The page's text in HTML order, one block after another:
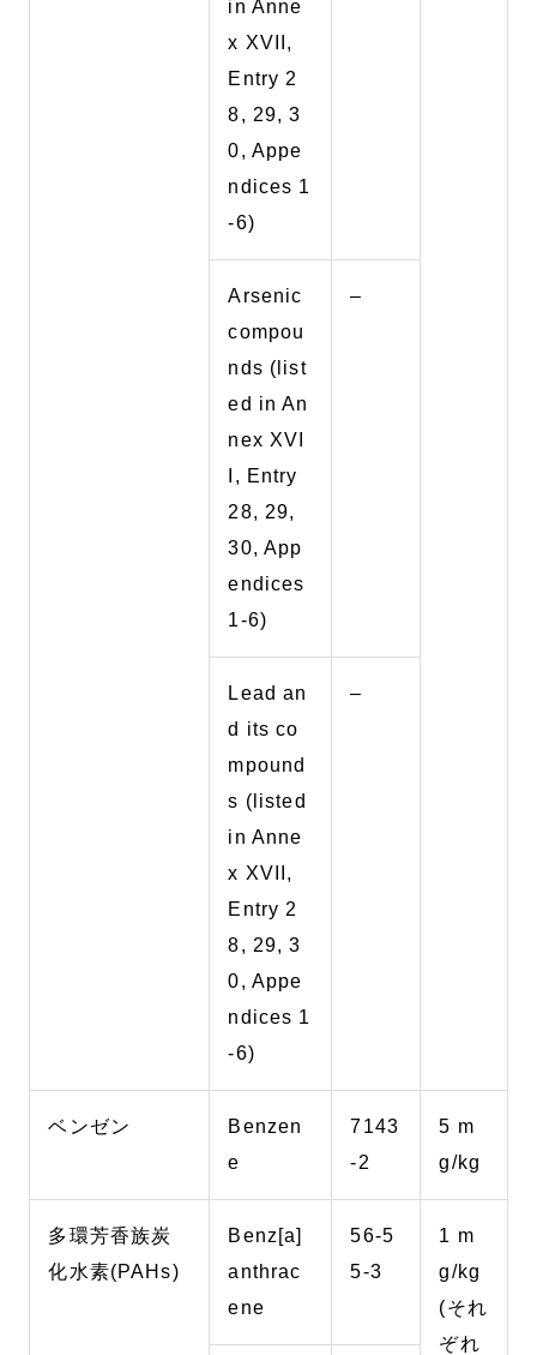
in Anne
x XVII,
Entry 2
8, 29, 3
0, Appe
ndices 1
-6)
Arsenic
compou
nds (list
ed in An
nex XVI
I, Entry
28, 29,
30, App
endices
1-6)
–
Lead an
d its co
mpound
s (listed
in Anne
x XVII,
Entry 2
8, 29, 3
0, Appe
ndices 1
-6)
–
ベンゼン
Benzen
e
7143
-2
5 m
g/kg
多環芳香族炭
化水素(PAHs)
Benz[a]
anthrac
ene
56-5
5-3
1 m
g/kg
(それ
ぞれ